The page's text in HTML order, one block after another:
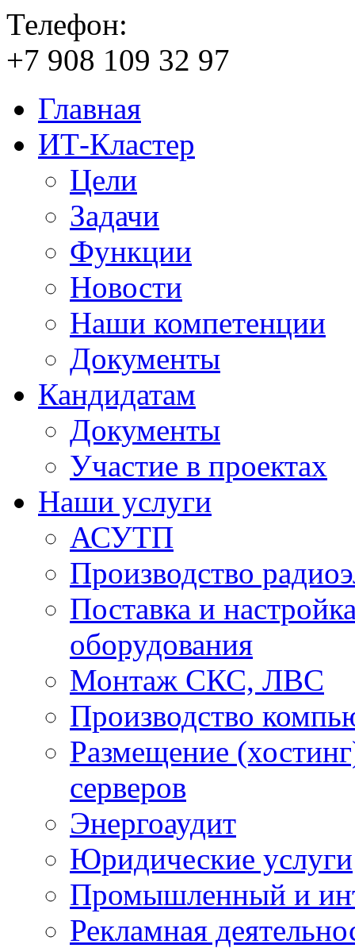
Телефон:
+7 908 109 32 97
Главная
ИТ-Кластер
Цели
Задачи
Функции
Новости
Наши компетенции
Документы
Кандидатам
Документы
Участие в проектах
Наши услуги
АСУТП
Производство
Поставка и
оборудования
Монтаж СКС, ЛВС
Производство
Размещение
серверов
Энергоаудит
Юридические услуги
Промышленный и
Рекламная